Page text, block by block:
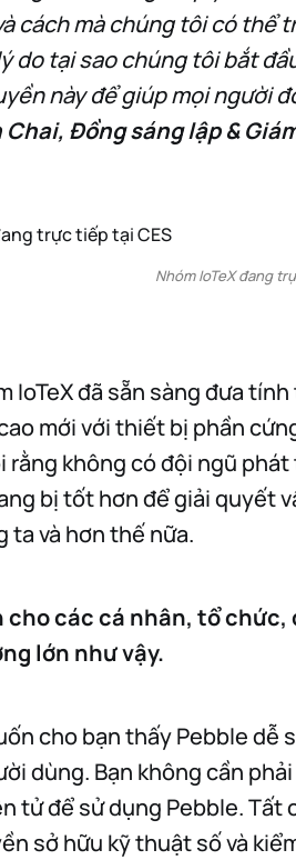
cách mà chúng tôi có thể
do tại sao chúng tôi bắt
này để giúp mọi người
Đồng sáng lập &
Nhóm IoTeX đang
IoTeX đã sẵn sàng đưa
mới với thiết bị phần
rằng không có đội ngũ
bị tốt hơn để giải quyết
ta và hơn thế nữa.
cho các cá nhân, tổ
lớn như vậy.
cho bạn thấy Pebble dễ
dùng. Bạn không cần
tử để sử dụng Pebble. Tất
sở hữu kỹ thuật số và